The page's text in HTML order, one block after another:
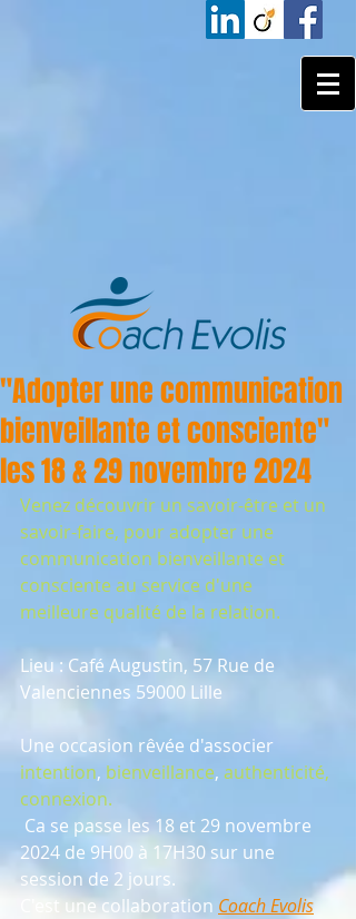
"Adopter une communication
bienveillante et consciente"
les 18 & 29 novembre 2024
Venez découvrir un savoir-être et un
savoir-faire, pour adopter une
communication bienveillante et
consciente au service d'une
meilleure qualité de la relation.
Lieu : Café Augustin, 57 Rue de
Valenciennes 59000 Lille
Une occasion rêvée d'associer
intention, bienveillance, authenticité,
connexion.
2024 de 9H00 à 17H30 sur une
session de 2 jours.
C'est une collaboration Coach Evolis